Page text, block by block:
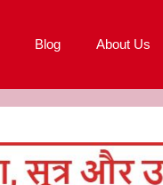
Blog About Us